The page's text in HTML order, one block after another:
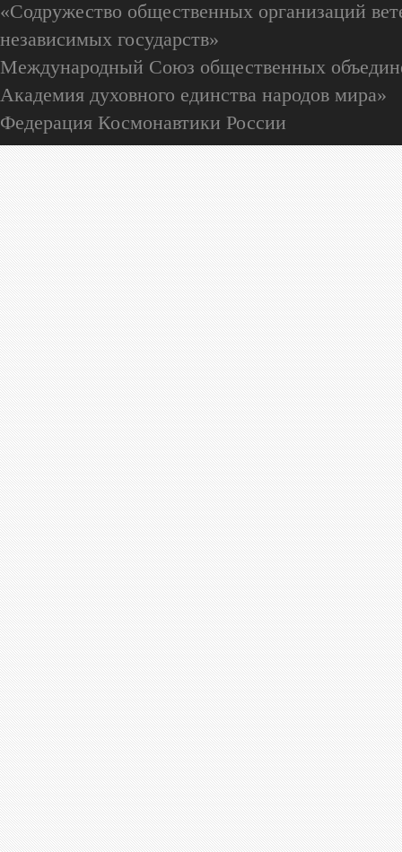
«Содружество общественных организаций
независимых государств»
Международный Союз общественных
Академия духовного единства народов мира»
Федерация Космонавтики России